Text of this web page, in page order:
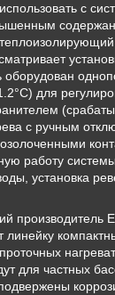
с
оборудован
для
с ручным
работу
установка
производитель
линейку
для частных